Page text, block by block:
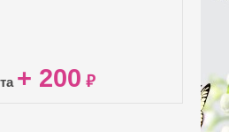
+ 200 ₽